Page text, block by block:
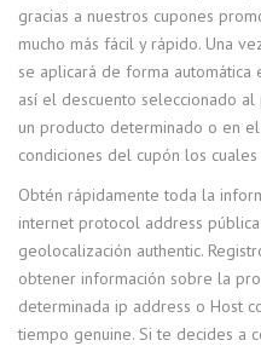
gracias a nuestros cupones
mucho más fácil y rápido. Una
se aplicará de forma
así el descuento seleccionado
un producto determinado o en
condiciones del cupón los
Obtén rápidamente toda la
internet protocol address pública
geolocalización authentic.
obtener información sobre la
determinada ip address o Host
tiempo genuine. Si te decides a